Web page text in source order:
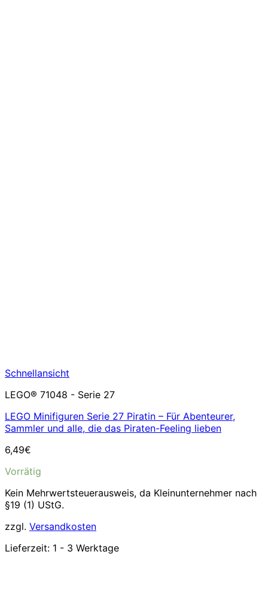
Schnellansicht
LEGO® 71048 - Serie 27
LEGO Minifiguren Serie 27 Piratin – Für Abenteurer,
Sammler und alle, die das Piraten-Feeling lieben
6,49€
Vorrätig
Kein Mehrwertsteuerausweis, da Kleinunternehmer nach
§19 (1) UStG.
zzgl. Versandkosten
Lieferzeit: 1 - 3 Werktage